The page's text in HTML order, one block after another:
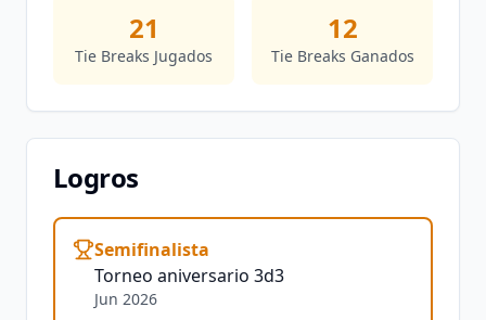
21
Tie Breaks Jugados
12
Tie Breaks Ganados
Logros
Semifinalista
Torneo aniversario 3d3
Jun 2026